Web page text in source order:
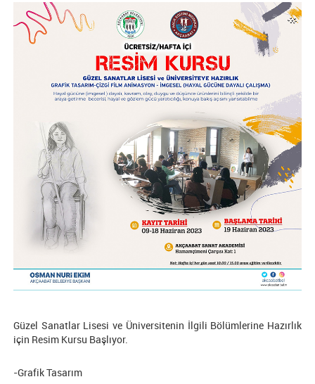
Güzel Sanatlar Lisesi ve Üniversitenin İlgili Bölümlerine Hazırlık
için Resim Kursu Başlıyor.
-Grafik Tasarım